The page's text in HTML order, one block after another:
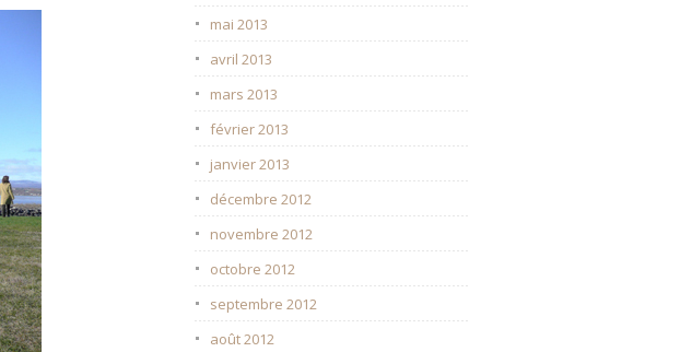
mai 2013
avril 2013
mars 2013
février 2013
janvier 2013
décembre 2012
novembre 2012
octobre 2012
septembre 2012
août 2012